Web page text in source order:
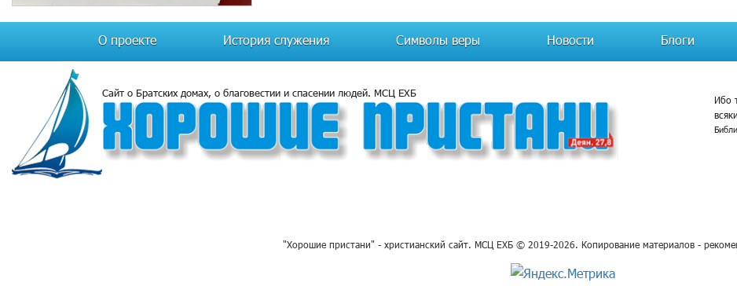
О проекте История служения Символы веры Новости Блоги
Сайт о Братских домах, о благовестии и спасении людей. МСЦ ЕХБ
Ибо
"Хорошие пристани" - христианский сайт. МСЦ ЕХБ © 2019-2026. Копирование материалов -